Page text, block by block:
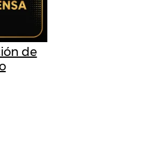
de